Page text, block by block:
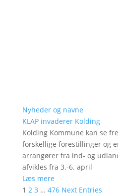
Nyheder og navne
KLAP invaderer Kolding
Kolding Kommune kan se
forskellige forestillinger og
arrangører fra ind- og
afvikles fra 3.-6. april
Læs mere
1 2 3 … 476 Next Entries